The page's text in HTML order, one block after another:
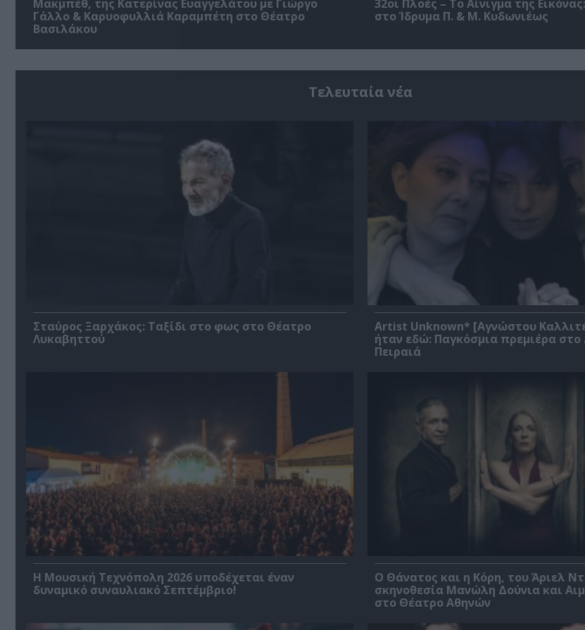
Μακμπέθ, της Κατερίνας Ευαγγελάτου με Γιώργο
Γάλλο & Καρυοφυλλιά Καραμπέτη στο Θέατρο
Βασιλάκου
32οι Πλοές – Το Αίνιγμα της
στο Ίδρυμα Π. & Μ. Κυδωνιέως
Τελευταία νέα
Σταύρος Ξαρχάκος: Ταξίδι στο φως στο Θέατρο
Λυκαβηττού
Artist Unknown* [Αγνώστου
ήταν εδώ: Παγκόσμια πρεμιέρα
Πειραιά
Η Μουσική Τεχνόπολη 2026 υποδέχεται έναν
δυναμικό συναυλιακό Σεπτέμβριο!
Ο Θάνατος και η Κόρη, του Άριελ
σκηνοθεσία Μανώλη Δούνια και
στο Θέατρο Αθηνών